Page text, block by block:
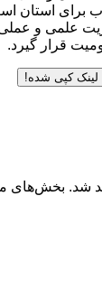
برای استان
علمی و
قرار گیرد.
لینک کپی شده!
شد. بخش‌های